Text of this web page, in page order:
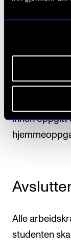
Det er
skal føre
gjennom
innen oppgitt
Alle
studenten